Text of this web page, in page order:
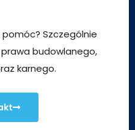
Szczególnie
budowlanego,
karnego.